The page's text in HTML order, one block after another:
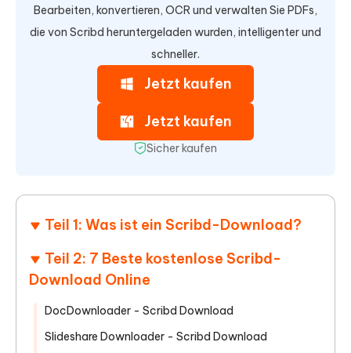
Bearbeiten, konvertieren, OCR und verwalten Sie PDFs,
die von Scribd heruntergeladen wurden, intelligenter und
schneller.
Jetzt kaufen
Jetzt kaufen
Sicher kaufen
Teil 1: Was ist ein Scribd-Download?
Teil 2: 7 Beste kostenlose Scribd-
Download Online
DocDownloader - Scribd Download
Slideshare Downloader - Scribd Download